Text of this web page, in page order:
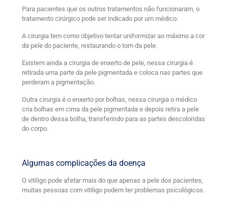
Para pacientes que os outros tratamentos não funcionaram, o
tratamento cirúrgico pode ser indicado por um médico.
A cirurgia tem como objetivo tentar uniformizar ao máximo a cor
da pele do paciente, restaurando o tom da pele.
Existem ainda a cirurgia de enxerto de pele, nessa cirurgia é
retirada uma parte da pele pigmentada e coloca nas partes que
perderam a pigmentação.
Outra cirurgia é o enxerto por bolhas, nessa cirurgia o médico
cria bolhas em cima da pele pigmentada e depois retira a pele
de dentro dessa bolha, transferindo para as partes descoloridas
do corpo.
Algumas complicações da doença
O vitiligo pode afetar mais do que apenas a pele dos pacientes,
muitas pessoas com vitiligo podem ter problemas psicológicos.